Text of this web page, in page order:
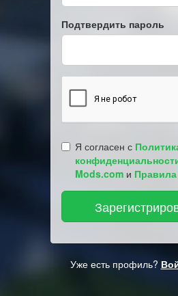
Подтвердить пароль
Я согласен с
Mods.com и
Уже есть профиль?